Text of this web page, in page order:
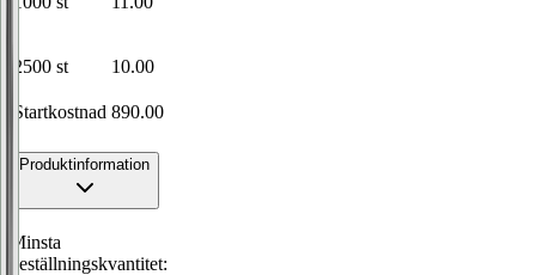
2500 st 10.00
Startkostnad 890.00
Produktinformation
Minsta
beställningskvantitet: